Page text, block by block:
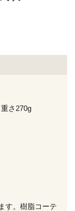
さ270g
す。樹脂コーテ